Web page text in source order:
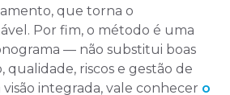
que torna o
Por fim, o método é uma
— não substitui boas
qualidade, riscos e gestão de
visão integrada, vale conhecer o